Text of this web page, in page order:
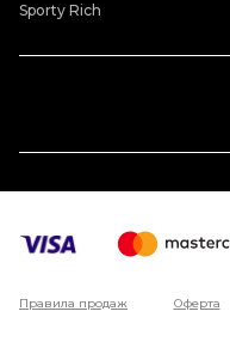
Sporty Rich
Правила продаж Оферта